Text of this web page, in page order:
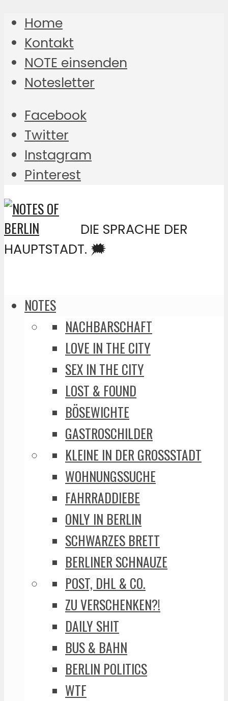
Home
Kontakt
NOTE einsenden
Notesletter
Facebook
Twitter
Instagram
Pinterest
DIE SPRACHE DER
HAUPTSTADT. 🗯️
NOTES
NACHBARSCHAFT
LOVE IN THE CITY
SEX IN THE CITY
LOST & FOUND
BÖSEWICHTE
GASTROSCHILDER
KLEINE IN DER GROSSSTADT
WOHNUNGSSUCHE
FAHRRADDIEBE
ONLY IN BERLIN
SCHWARZES BRETT
BERLINER SCHNAUZE
POST, DHL & CO.
ZU VERSCHENKEN?!
DAILY SHIT
BUS & BAHN
BERLIN POLITICS
WTF